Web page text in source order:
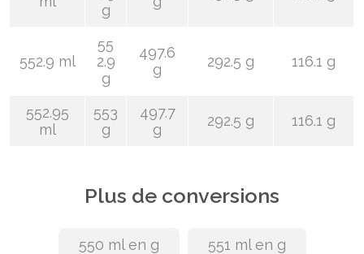
g
552.9 ml
55
2.9
g
497.6
g
292.5 g 116.1 g
552.95
ml
553
g
497.7
g
292.5 g 116.1 g
Plus de conversions
550 ml en g 551 ml en g